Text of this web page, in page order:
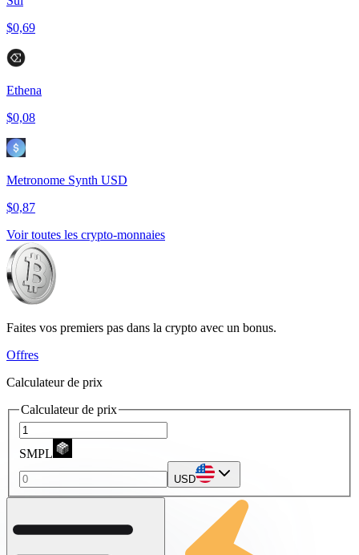
$0,69
Ethena
$0,08
Metronome Synth USD
$0,87
Voir toutes les crypto-monnaies
Faites vos premiers pas dans la crypto avec un bonus.
Offres
Calculateur de prix
Calculateur de prix
SMPL
USD